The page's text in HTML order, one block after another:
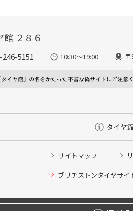
館 ２８６
246-5151 10:30～19:00
タイヤ
サイトマップ
ブリヂストンタイヤサイ
イヤ点検・安全点検/タイヤ履き替え/オイ
ローク契約会員専用タイヤ履き替え※タイ
のタイヤ履き替え順番待ち予約 ※クロー